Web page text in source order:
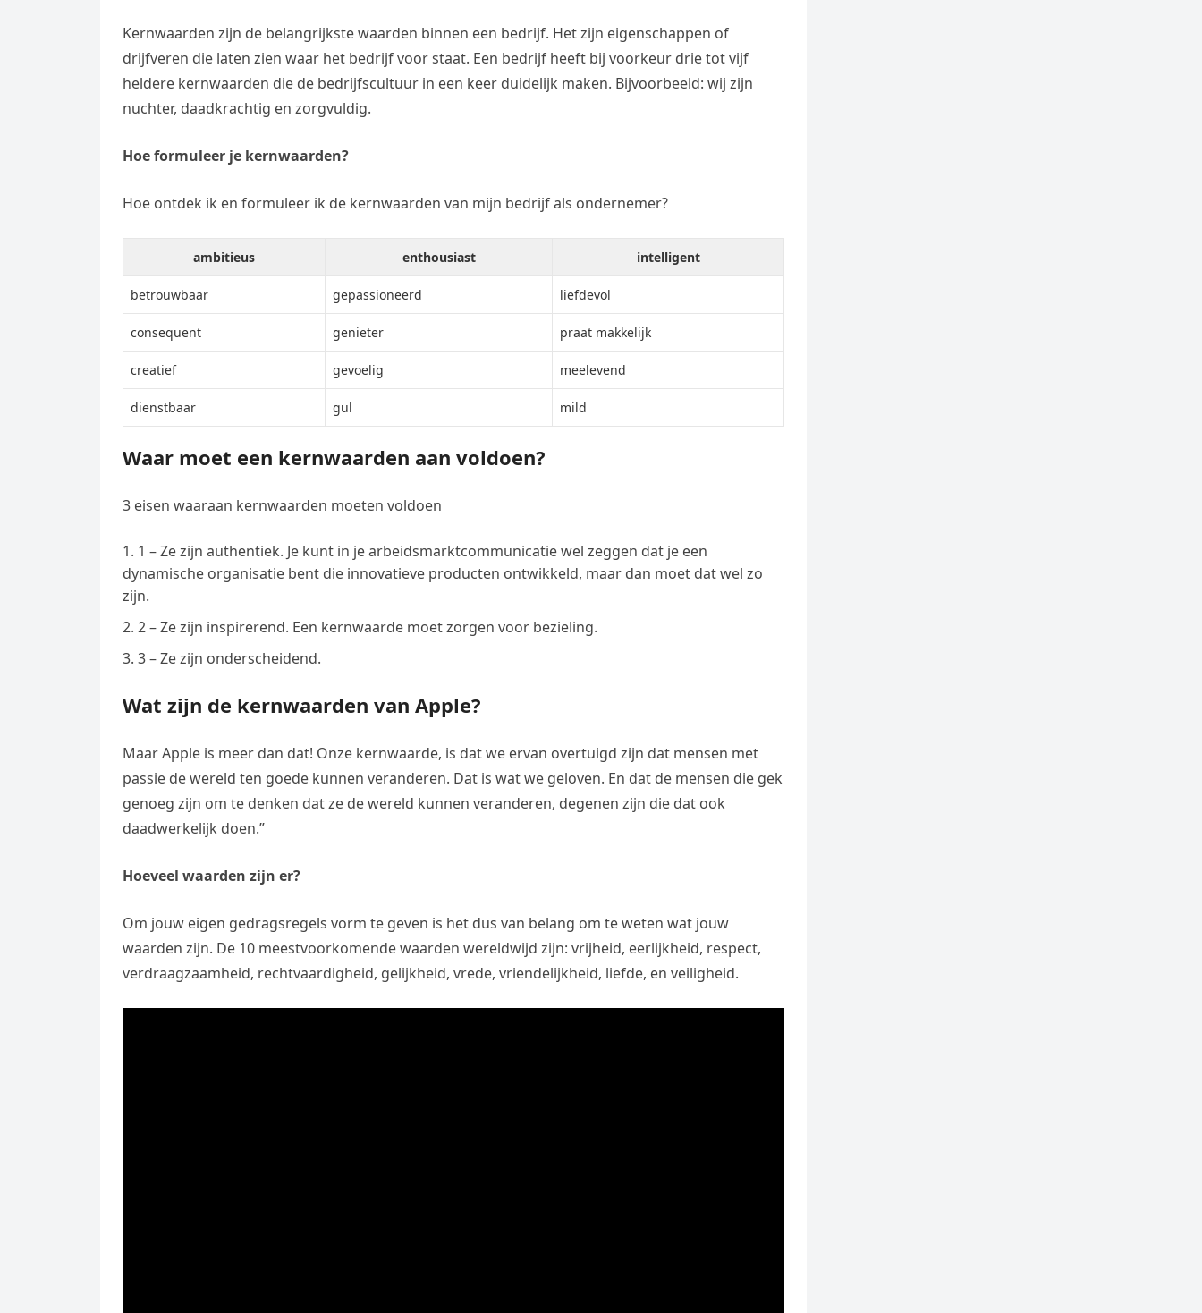
Kernwaarden zijn de belangrijkste waarden binnen een bedrijf. Het zijn eigenschappen of
drijfveren die laten zien waar het bedrijf voor staat. Een bedrijf heeft bij voorkeur drie tot vijf
heldere kernwaarden die de bedrijfscultuur in een keer duidelijk maken. Bijvoorbeeld: wij zijn
nuchter, daadkrachtig en zorgvuldig.
Hoe formuleer je kernwaarden?
Hoe ontdek ik en formuleer ik de kernwaarden van mijn bedrijf als ondernemer?
ambitieus enthousiast intelligent
betrouwbaar gepassioneerd liefdevol
consequent genieter praat makkelijk
creatief gevoelig meelevend
dienstbaar gul mild
Waar moet een kernwaarden aan voldoen?
3 eisen waaraan kernwaarden moeten voldoen
1 – Ze zijn authentiek. Je kunt in je arbeidsmarktcommunicatie wel zeggen dat je een
dynamische organisatie bent die innovatieve producten ontwikkeld, maar dan moet dat wel zo
zijn.
2 – Ze zijn inspirerend. Een kernwaarde moet zorgen voor bezieling.
3 – Ze zijn onderscheidend.
Wat zijn de kernwaarden van Apple?
Maar Apple is meer dan dat! Onze kernwaarde, is dat we ervan overtuigd zijn dat mensen met
passie de wereld ten goede kunnen veranderen. Dat is wat we geloven. En dat de mensen die gek
genoeg zijn om te denken dat ze de wereld kunnen veranderen, degenen zijn die dat ook
daadwerkelijk doen.”
Hoeveel waarden zijn er?
Om jouw eigen gedragsregels vorm te geven is het dus van belang om te weten wat jouw
waarden zijn. De 10 meestvoorkomende waarden wereldwijd zijn: vrijheid, eerlijkheid, respect,
verdraagzaamheid, rechtvaardigheid, gelijkheid, vrede, vriendelijkheid, liefde, en veiligheid.